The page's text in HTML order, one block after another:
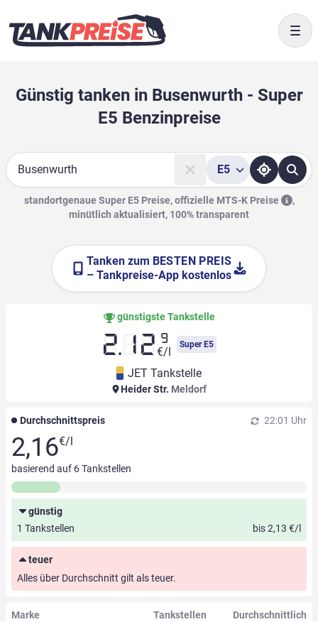
Günstig tanken in Busenwurth - Super
E5 Benzinpreise
Suche
E5
standortgenaue Super E5 Preise, offizielle MTS-K Preise
,
minütlich aktualisiert, 100% transparent
Tanken zum BESTEN PREIS
– Tankpreise-App kostenlos
günstigste Tankstelle
2.12 9
€/l
Super E5
JET Tankstelle
Heider Str. Meldorf
Durchschnittspreis 22:01 Uhr
2,16€/l
basierend auf 6Tankstellen
günstig
1 Tankstellen
bis 2,13 €/l
teuer
Alles über Durchschnitt gilt als teuer.
Marke Tankstellen Durchschnittlich